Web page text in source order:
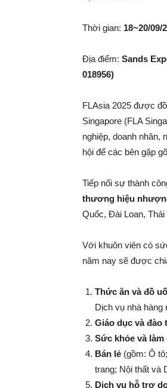
Thời gian: 18~20/09/
Địa điểm: Sands
018956)
FLAsia 2025 được
Singapore (FLA
nghiệp, doanh
hội để các bên gặp
Tiếp nối sự thành
thương hiệu
Quốc, Đài Loan,
Với khuôn viên có
năm nay sẽ được
Thức ăn và đồ
Dịch vụ nhà hàng
Giáo dục và đào
Sức khỏe và làm
Bán lẻ (gồm: Ô
trang; Nội thất và
Dịch vụ hỗ trợ